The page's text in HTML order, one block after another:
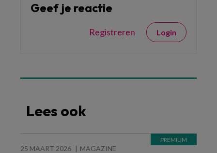
Geef je reactie
Registreren Login
Lees ook
25 MAART 2026 MAGAZINE